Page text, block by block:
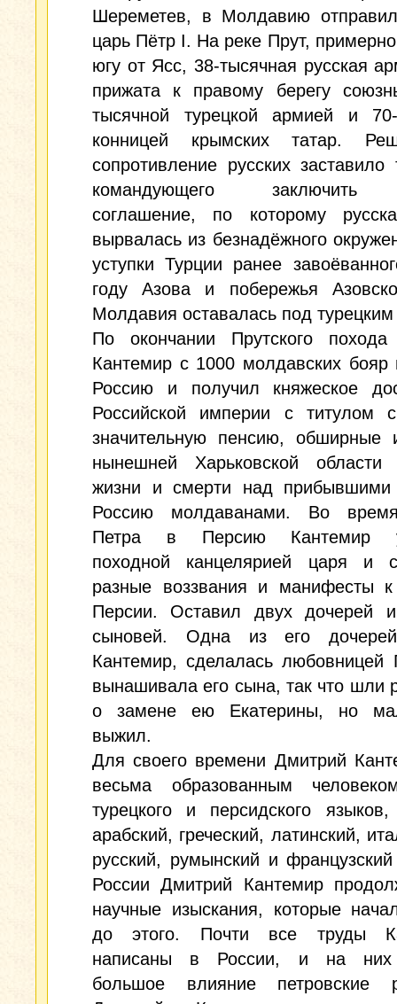
Шереметев, в Молдавию
царь Пётр I. На реке Прут,
югу от Ясс, 38-тысячная русская
прижата к правому берегу
тысячной турецкой армией и 70-
конницей крымских татар.
сопротивление русских заставило
командующего заключить
соглашение, по которому
вырвалась из безнадёжного
уступки Турции ранее
году Азова и побережья
Молдавия оставалась под турецким
По окончании Прутского
Кантемир с 1000 молдавских
Россию и получил княжеское
Российской империи с титулом
значительную пенсию, обширные
нынешней Харьковской
жизни и смерти над
Россию молдаванами. Во
Петра в Персию Кантемир
походной канцелярией царя и
разные воззвания и манифесты
Персии. Оставил двух дочерей
сыновей. Одна из его
Кантемир, сделалась любовницей
вынашивала его сына, так что шли
о замене ею Екатерины, но
выжил.
Для своего времени Дмитрий
весьма образованным
турецкого и персидского
арабский, греческий, латинский,
русский, румынский и
России Дмитрий Кантемир
научные изыскания, которые
до этого. Почти все труды
написаны в России, и на них
большое влияние петровские